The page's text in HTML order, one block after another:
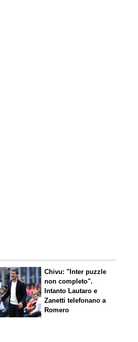
Chivu: "Inter puzzle
non completo".
Intanto Lautaro e
Zanetti telefonano a
Romero